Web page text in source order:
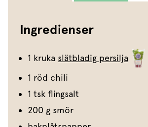
Ingredienser
1 kruka slätbladig persilja
1 röd chili
1 tsk flingsalt
200 g smör